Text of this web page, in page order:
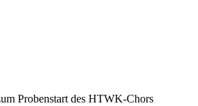
Probenstart des HTWK-Chors